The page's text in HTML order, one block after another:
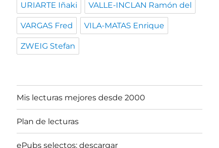
URIARTE Iñaki VALLE-INCLAN Ramón del
VARGAS Fred VILA-MATAS Enrique
ZWEIG Stefan
Mis lecturas mejores desde 2000
Plan de lecturas
ePubs selectos: descargar